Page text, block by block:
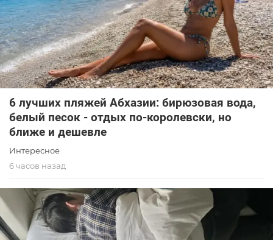
6 лучших пляжей Абхазии: бирюзовая вода,
белый песок - отдых по-королевски, но
ближе и дешевле
Интересное
6 часов назад